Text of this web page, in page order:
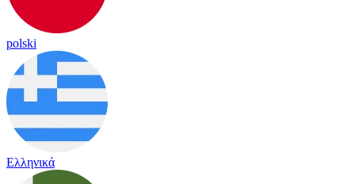
polski
Ελληνικά